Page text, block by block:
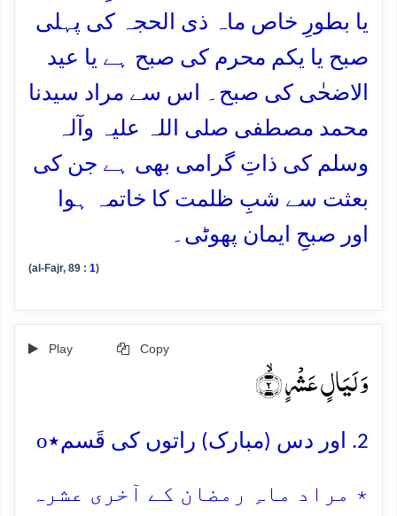
یا بطورِ خاص ماہ ذی الحجہ کی پہلی
صبح یا یکم محرم کی صبح ہے یا عید
الاضحٰی کی صبح۔ اس سے مراد سیدنا
محمد مصطفی صلی اللہ علیہ وآلہ
وسلم کی ذاتِ گرامی بھی ہے جن کی
بعثت سے شبِ ظلمت کا خاتمہ ہوا
اور صبحِ ایمان پھوٹی۔
(al-Fajr, 89 : 1)
Play Copy
وَ لَیَالٍ عَشۡرٍ ۙ﴿۲﴾
2. اور دس (مبارک) راتوں کی قَسم٭ o
٭ مراد ماہِ رمضان کے آخری عشرہ